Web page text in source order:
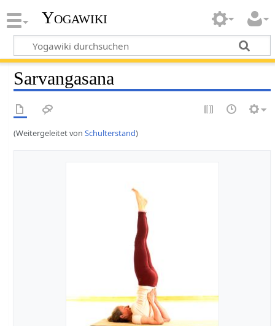
Yogawiki
Sarvangasana
(Weitergeleitet vonSchulterstand)